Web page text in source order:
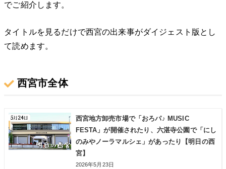
でご紹介します。
タイトルを見るだけで西宮の出来事がダイジェスト版とし
て読めます。
西宮市全体
西宮地方卸売市場で「おろパ♪ MUSIC
FESTA」が開催されたり、六湛寺公園で「にし
のみやノーラマルシェ」があったり【明日の西
宮】
2026年5月23日